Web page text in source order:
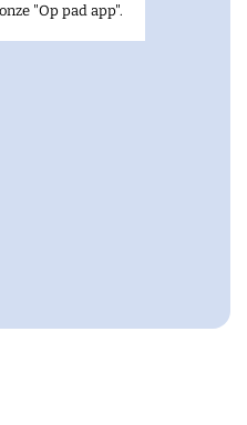
"Op pad app".
tot leven met